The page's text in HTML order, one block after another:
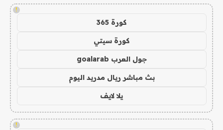
!
كورة 365
كورة سيتي
جول العرب goalarab
بث مباشر ريال مدريد اليوم
يلا لايف
!